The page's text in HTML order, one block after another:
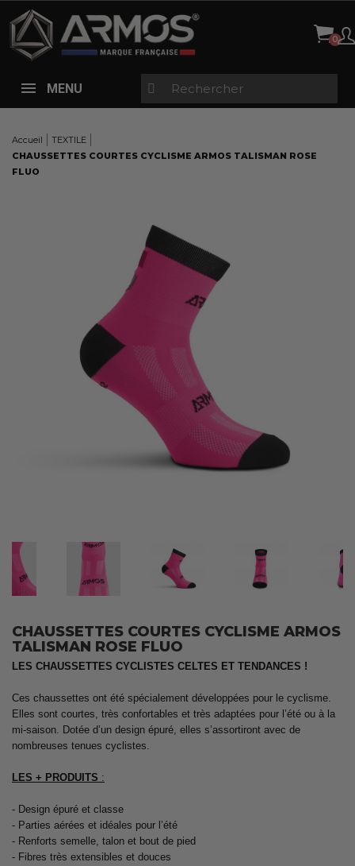
MENU
Accueil
TEXTILE
CHAUSSETTES COURTES CYCLISME ARMOS TALISMAN ROSE
FLUO
CHAUSSETTES COURTES CYCLISME ARMOS
TALISMAN ROSE FLUO
LES CHAUSSETTES CYCLISTES CELTES ET TENDANCES !
Ces chaussettes ont été spécialement développées pour le cyclisme.
Elles sont courtes, très confortables et très adaptées pour l’été ou à la
mi-saison. Dotée d’un design épuré, elles s’assortiront avec de
nombreuses tenues cyclistes.
LES + PRODUITS :
- Design épuré et classe
- Parties aérées et idéales pour l’été
- Renforts semelle, talon et bout de pied
- Fibres très extensibles et douces
Panneau de gestion des cookies